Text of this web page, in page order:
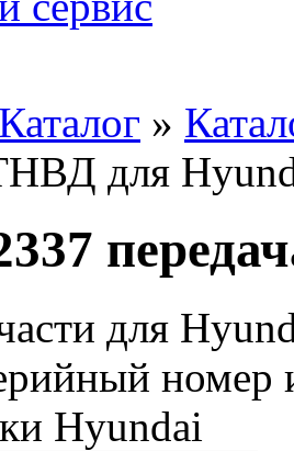
Каталог »
для
для
номер
Hyundai